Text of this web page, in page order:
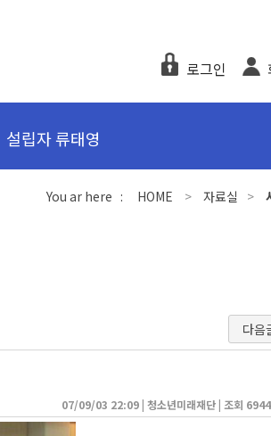
로그인
설립자 류태영
You ar here : HOME > 자료실 >
다음
07/09/03 22:09 | 청소년미래재단 | 조회 6944